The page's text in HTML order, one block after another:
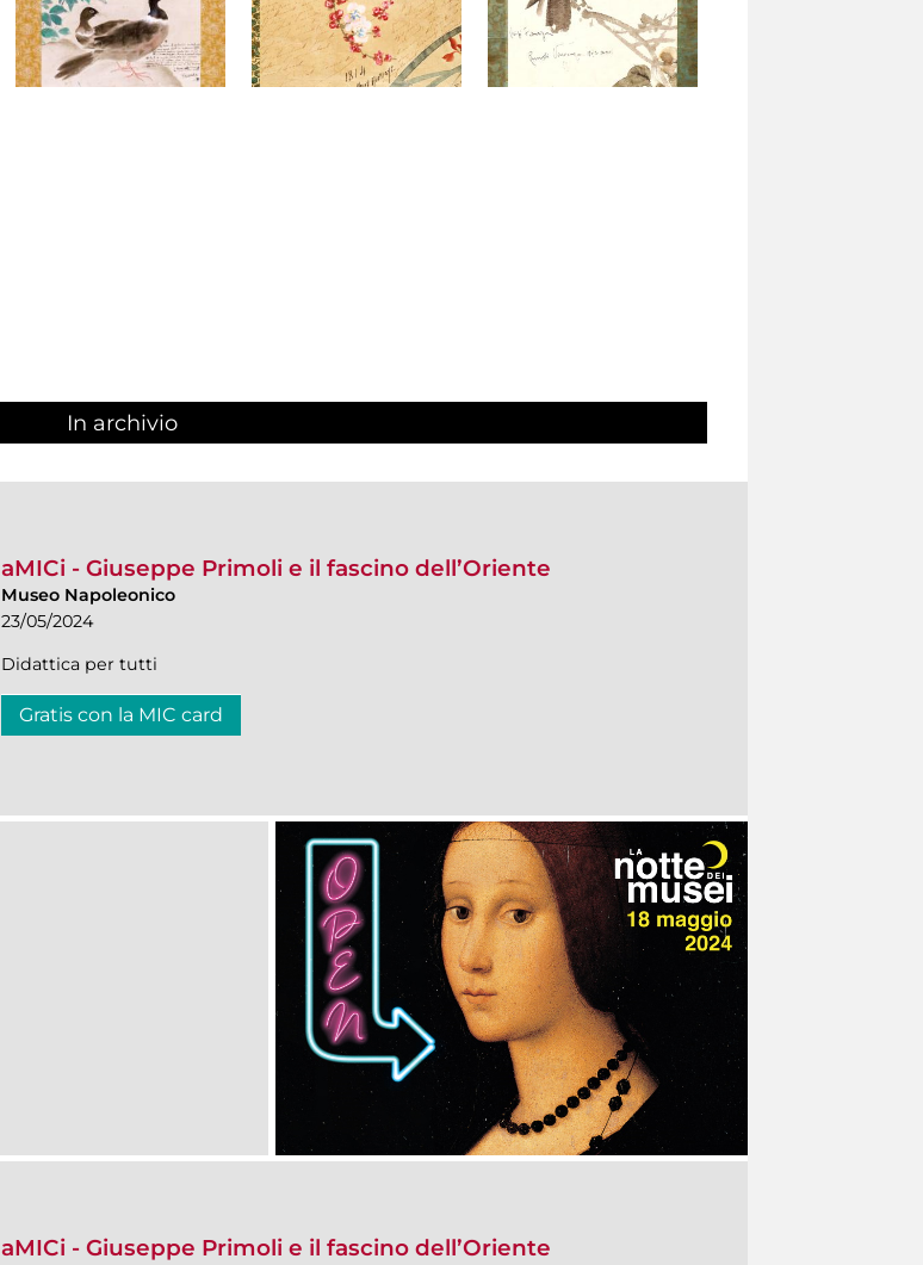
In archivio
aMICi - Giuseppe Primoli e il fascino dell’Oriente
Museo Napoleonico
23/05/2024
Didattica per tutti
Gratis con la MIC card
aMICi - Giuseppe Primoli e il fascino dell’Oriente